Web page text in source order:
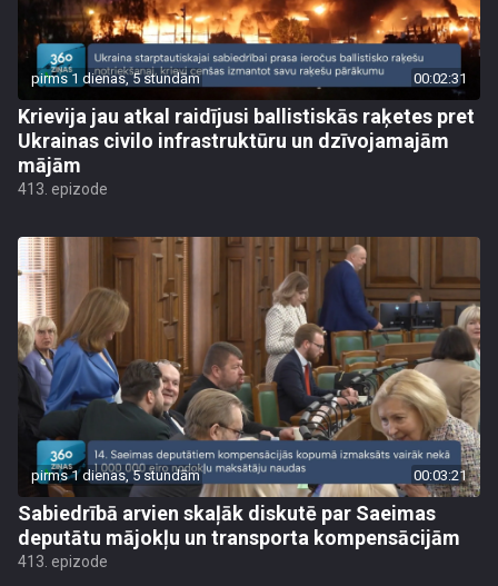
pirms 1 dienas, 5 stundām 00:02:31
Krievija jau atkal raidījusi ballistiskās raķetes pret
Ukrainas civilo infrastruktūru un dzīvojamajām
mājām
413. epizode
pirms 1 dienas, 5 stundām 00:03:21
Sabiedrībā arvien skaļāk diskutē par Saeimas
deputātu mājokļu un transporta kompensācijām
413. epizode